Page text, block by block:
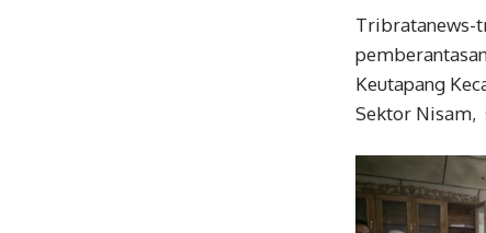
Tribratanews-
Keutapang
Sektor Nisam,